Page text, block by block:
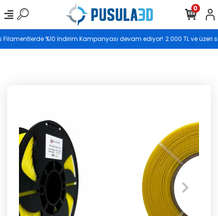
Saat 17.00’ye kadar vereceğiniz siparişler aynı gün
kargoya teslim edilir.
%10 İndirim Kampanyası devam ediyor! 2.000 TL ve üzeri
0